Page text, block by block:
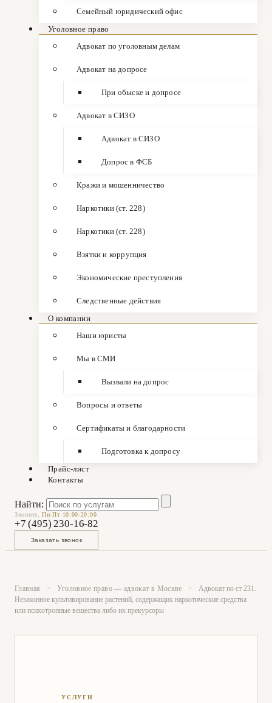
Семейный юридический офис
Уголовное право
Адвокат по уголовным делам
Адвокат на допросе
При обыске и допросе
Адвокат в СИЗО
Адвокат в СИЗО
Допрос в ФСБ
Кражи и мошенничество
Наркотики (ст. 228)
Наркотики (ст. 228)
Взятки и коррупция
Экономические преступления
Следственные действия
О компании
Наши юристы
Мы в СМИ
Вызвали на допрос
Вопросы и ответы
Сертификаты и благодарности
Подготовка к допросу
Прайс-лист
Контакты
Найти:
Звоните,Пн-Пт 10:00-20:00
+7 (495) 230-16-82
Заказать звонок
Главная > Уголовное право — адвокат в Москве >
Адвокат по ст 231.
Незаконное культивирование растений, содержащих наркотические средства
или психотропные вещества либо их прекурсоры